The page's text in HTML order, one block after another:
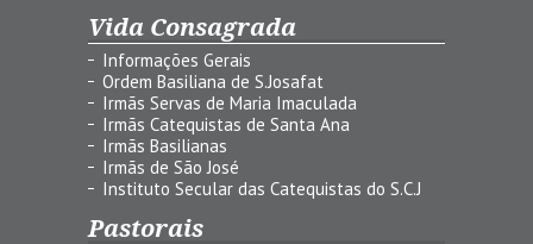
Vida Consagrada
Informações Gerais
Ordem Basiliana de S.Josafat
Irmãs Servas de Maria Imaculada
Irmãs Catequistas de Santa Ana
Irmãs Basilianas
Irmãs de São José
Instituto Secular das Catequistas do S.C.J
Pastorais